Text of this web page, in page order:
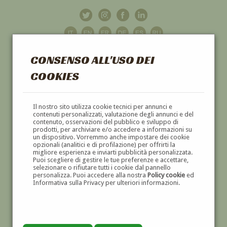
CONSENSO ALL'USO DEI
COOKIES
Il nostro sito utilizza cookie tecnici per annunci e
contenuti personalizzati, valutazione degli annunci e del
contenuto, osservazioni del pubblico e sviluppo di
prodotti, per archiviare e/o accedere a informazioni su
un dispositivo. Vorremmo anche impostare dei cookie
opzionali (analitici e di profilazione) per offrirti la
migliore esperienza e inviarti pubblicità personalizzata.
Puoi scegliere di gestire le tue preferenze e accettare,
selezionare o rifiutare tutti i cookie dal pannello
personalizza. Puoi accedere alla nostra Policy cookieed
Informativa sulla Privacy per ulteriori informazioni.
GALLERIAD'ARTE
DIPINTI E SCULTURE '800 E '900